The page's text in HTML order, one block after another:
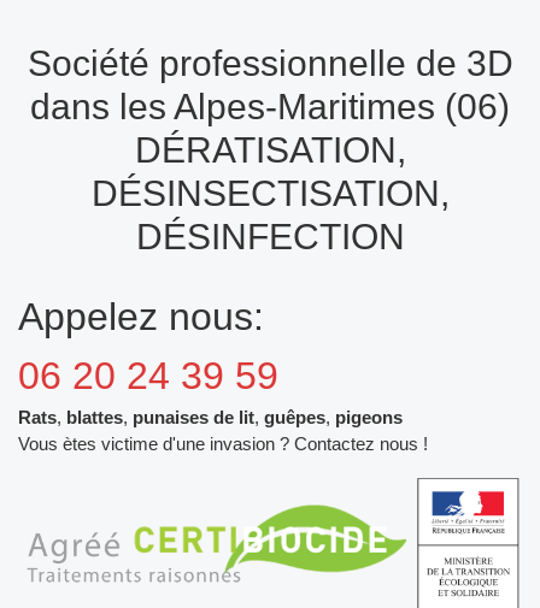
Société professionnelle de 3D
dans les Alpes-Maritimes (06)
DÉRATISATION,
DÉSINSECTISATION,
DÉSINFECTION
Appelez nous:
06 20 24 39 59
Rats, blattes, punaises de lit, guêpes, pigeons
Vous ètes victime d'une invasion ? Contactez nous !